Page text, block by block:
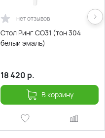
нет отзывов
Стол Ринг СО31 (тон 304
белый эмаль)
18 420 р.
В корзину